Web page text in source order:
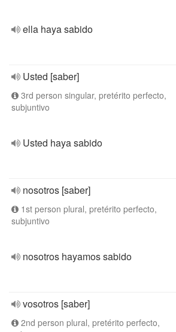
ella haya sabido
Usted [saber]
3rd person singular, pretérito perfecto,
subjuntivo
Usted haya sabido
nosotros [saber]
1st person plural, pretérito perfecto,
subjuntivo
nosotros hayamos sabido
vosotros [saber]
2nd person plural, pretérito perfecto,